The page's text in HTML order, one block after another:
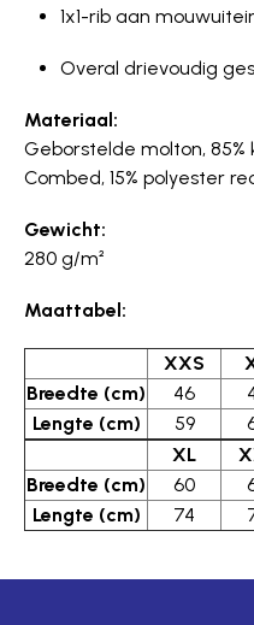
1x1-rib aan
Overal drievoudig
Materiaal:
Geborstelde molton, 85%
Combed, 15% polyester
Gewicht:
280 g/m²
Maattabel:
XXS
Breedte (cm)
46
Lengte (cm)
59
XL
Breedte (cm)
60
Lengte (cm)
74